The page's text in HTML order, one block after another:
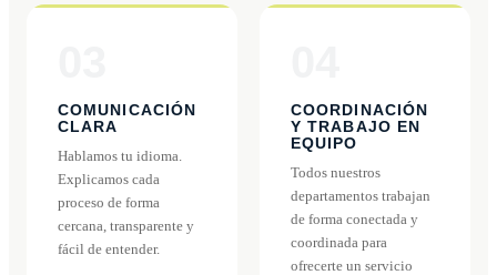
COMUNICACIÓN
CLARA
Hablamos tu idioma.
Explicamos cada
proceso de forma
cercana, transparente y
fácil de entender.
COORDINACIÓN
Y TRABAJO EN
EQUIPO
Todos nuestros
departamentos trabajan
de forma conectada y
coordinada para
ofrecerte un servicio